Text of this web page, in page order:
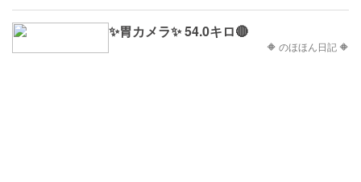
✨胃カメラ✨ 54.0キロ🔴
🔶 のほほん日記 🔶